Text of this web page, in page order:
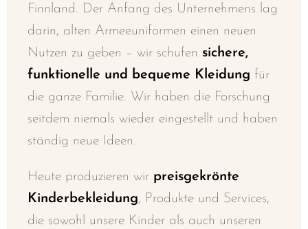
Finnland. Der Anfang des Unternehmens lag
darin, alten Armeeuniformen einen neuen
Nutzen zu geben – wir schufen sichere,
funktionelle und bequeme Kleidung für
die ganze Familie. Wir haben die Forschung
seitdem niemals wieder eingestellt und haben
ständig neue Ideen.
Heute produzieren wir preisgekrönte
Kinderbekleidung, Produkte und Services,
die sowohl unsere Kinder als auch unseren